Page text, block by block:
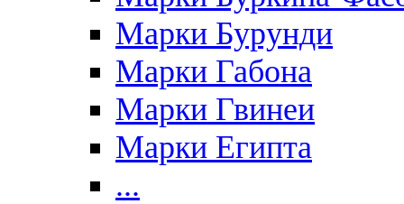
Марки Бурунди
Марки Габона
Марки Гвинеи
Марки Египта
...